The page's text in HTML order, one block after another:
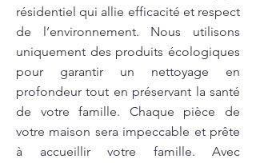
résidentiel qui allie efficacité et respect
de l’environnement. Nous utilisons
uniquement des produits écologiques
pour garantir un nettoyage en
profondeur tout en préservant la santé
de votre famille. Chaque pièce de
votre maison sera impeccable et prête
à accueillir votre famille. Avec